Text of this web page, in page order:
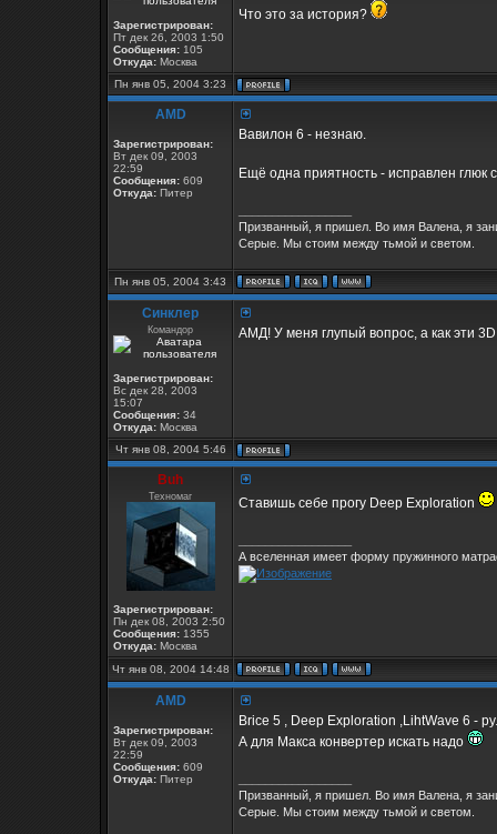
Зарегистрирован:
Пт дек 26, 2003 1:50
Сообщения: 105
Откуда: Москва
Что это за история?
Пн янв 05, 2004 3:23
AMD
Зарегистрирован:
Вт дек 09, 2003
22:59
Сообщения: 609
Откуда: Питер
Вавилон 6 - незнаю.
Ещё одна приятность - исправлен глюк
Призванный, я пришел. Во имя Валена, я
Серые. Мы стоим между тьмой и светом.
Пн янв 05, 2004 3:43
Синклер
Командор
Зарегистрирован:
Вс дек 28, 2003
15:07
Сообщения: 34
Откуда: Москва
АМД! У меня глупый вопрос, а как эти
Чт янв 08, 2004 5:46
Buh
Техномаг
Зарегистрирован:
Пн дек 08, 2003 2:50
Сообщения: 1355
Откуда: Москва
Ставишь себе прогу Deep Exploration
А вселенная имеет форму пружинного
Чт янв 08, 2004 14:48
AMD
Зарегистрирован:
Вт дек 09, 2003
22:59
Сообщения: 609
Откуда: Питер
Brice 5 , Deep Exploration ,LihtWave 6 -
А для Макса конвертер искать надо
Призванный, я пришел. Во имя Валена, я
Серые. Мы стоим между тьмой и светом.